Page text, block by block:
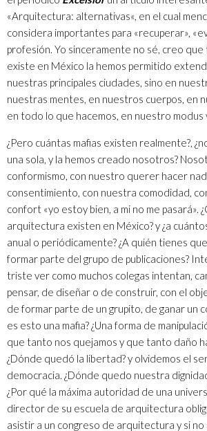
«Arquitectura: alternativas«, en el cual
considera importantes para «recuperar»,
profesión. Yo sinceramente no sé, creo
existe en México la hemos permitido
nuestras principales ciudades, sino en
nuestras mentes, en nuestros cuerpos, en
en todo lo que hacemos, en nuestro modus
¿Pero cuántas mafias existen realmente?,
una sola, y la hemos creado nosotros?
conformismo, con nuestro querer hacer
consentimiento, con nuestra comodidad,
confort «yo estoy bien, a mi no me pasará».
arquitectura existen en México? y ¿a
anual o periódicamente? ¿A quién tienes
formar parte del grupo de publicaciones?
triste ver como muchos colegas intentan,
pensar, de diseñar o de construir, con el
de formar parte de un grupito, de ganar un
es esto una mafia? ¿Una forma de
que tanto nos quejamos y que tanto daño
¿Dónde quedó la libertad? y olvidemos el
democracia. ¿Dónde quedo nuestra
¿Por qué la máxima autoridad de una
director de su escuela de arquitectura
asistir a un congreso de arquitectura y si